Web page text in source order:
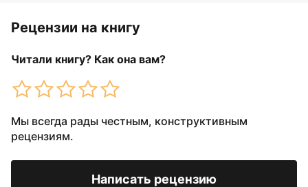
Рецензии на книгу
Читали книгу? Как она вам?
Мы всегда рады честным, конструктивным
рецензиям.
Написать рецензию